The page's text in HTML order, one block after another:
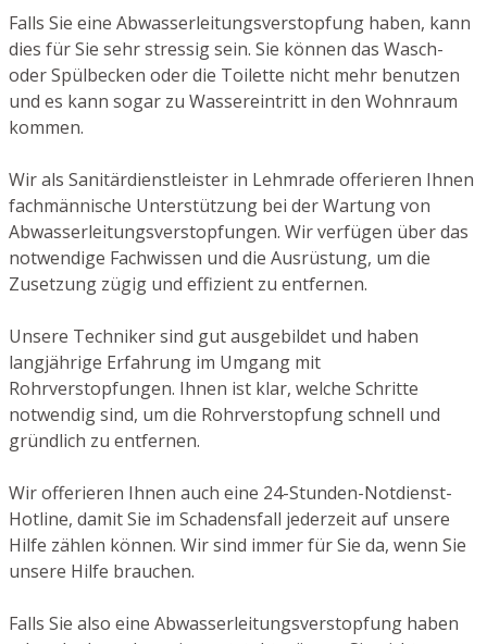
Falls Sie eine Abwasserleitungsverstopfung haben, kann
dies für Sie sehr stressig sein. Sie können das Wasch-
oder Spülbecken oder die Toilette nicht mehr benutzen
und es kann sogar zu Wassereintritt in den Wohnraum
kommen.
Wir als Sanitärdienstleister in Lehmrade offerieren Ihnen
fachmännische Unterstützung bei der Wartung von
Abwasserleitungsverstopfungen. Wir verfügen über das
notwendige Fachwissen und die Ausrüstung, um die
Zusetzung zügig und effizient zu entfernen.
Unsere Techniker sind gut ausgebildet und haben
langjährige Erfahrung im Umgang mit
Rohrverstopfungen. Ihnen ist klar, welche Schritte
notwendig sind, um die Rohrverstopfung schnell und
gründlich zu entfernen.
Wir offerieren Ihnen auch eine 24-Stunden-Notdienst-
Hotline, damit Sie im Schadensfall jederzeit auf unsere
Hilfe zählen können. Wir sind immer für Sie da, wenn Sie
unsere Hilfe brauchen.
Falls Sie also eine Abwasserleitungsverstopfung haben